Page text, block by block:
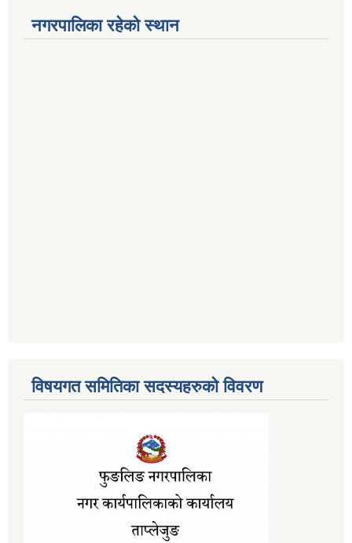
नगरपालिका रहेको स्थान
विषयगत समितिका सदस्यहरुको विवरण